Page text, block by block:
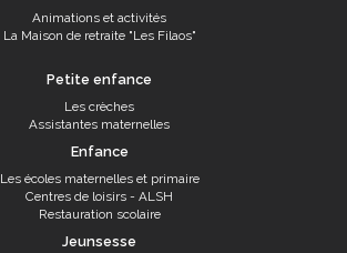
Animations et activités
La Maison de retraite "Les Filaos"
Petite enfance
Les crèches
Assistantes maternelles
Enfance
Les écoles maternelles et primaire
Centres de loisirs - ALSH
Restauration scolaire
Jeunsesse